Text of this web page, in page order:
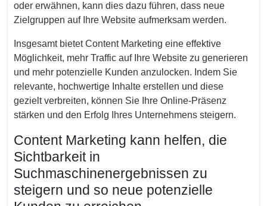
oder erwähnen, kann dies dazu führen, dass neue
Zielgruppen auf Ihre Website aufmerksam werden.
Insgesamt bietet Content Marketing eine effektive
Möglichkeit, mehr Traffic auf Ihre Website zu generieren
und mehr potenzielle Kunden anzulocken. Indem Sie
relevante, hochwertige Inhalte erstellen und diese
gezielt verbreiten, können Sie Ihre Online-Präsenz
stärken und den Erfolg Ihres Unternehmens steigern.
Content Marketing kann helfen, die
Sichtbarkeit in
Suchmaschinenergebnissen zu
steigern und so neue potenzielle